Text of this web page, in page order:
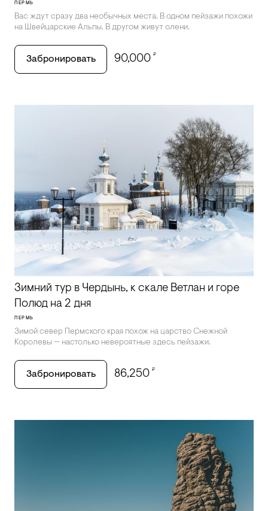
ПЕРМЬ
Вас ждут сразу два необычных места. В одном пейзажи похожи
на Швейцарские Альпы. В другом живут олени.
Забронировать 90,000 ₽
Зимний тур в Чердынь, к скале Ветлан и горе
Полюд на 2 дня
ПЕРМЬ
Зимой север Пермского края похож на царство Снежной
Королевы — настолько невероятные здесь пейзажи.
Забронировать 86,250 ₽